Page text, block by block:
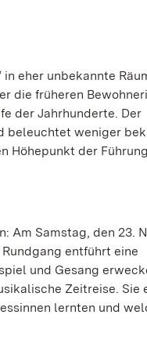
in eher unbekannte
die früheren
der Jahrhunderte. Der
beleuchtet weniger
Höhepunkt der
Am Samstag, den 23.
entführt eine
und Gesang
Zeitreise. Sie
lernten und